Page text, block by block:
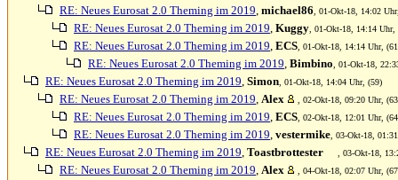
RE: Neues Eurosat 2.0 Theming im 2019, michael86 , 01-Okt-18, 14:02
RE: Neues Eurosat 2.0 Theming im 2019, Kuggy , 01-Okt-18, 14:14 Uhr,
RE: Neues Eurosat 2.0 Theming im 2019, ECS , 01-Okt-18, 14:14 Uhr,
RE: Neues Eurosat 2.0 Theming im 2019, Bimbino , 01-Okt-18,
RE: Neues Eurosat 2.0 Theming im 2019, Simon , 01-Okt-18, 14:04 Uhr, (59)
RE: Neues Eurosat 2.0 Theming im 2019, Alex , 02-Okt-18, 09:20 Uhr,
RE: Neues Eurosat 2.0 Theming im 2019, ECS , 02-Okt-18, 12:01 Uhr,
RE: Neues Eurosat 2.0 Theming im 2019, vestermike , 03-Okt-18,
RE: Neues Eurosat 2.0 Theming im 2019, Toastbrottester , 03-Okt-18,
RE: Neues Eurosat 2.0 Theming im 2019, Alex , 04-Okt-18, 02:07 Uhr,